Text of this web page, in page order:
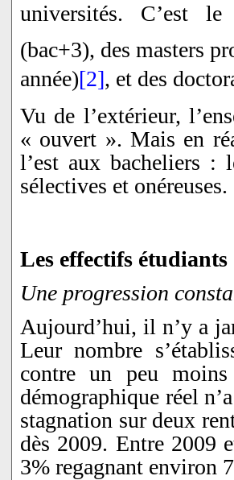
universités. C’est le
(bac+3), des masters
année)[2], et des
Vu de l’extérieur,
« ouvert ». Mais en
l’est aux bacheliers :
sélectives et onéreuses.
Les effectifs étudiants
Une progression
Aujourd’hui, il n’y a
Leur nombre
contre un peu
démographique réel
stagnation sur deux
dès 2009. Entre 2009
3% regagnant environ